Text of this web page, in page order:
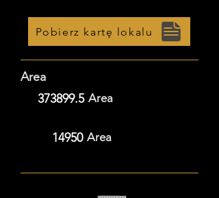
Pobierz kartę lokalu
Area
373899.5 Area
14950 Area